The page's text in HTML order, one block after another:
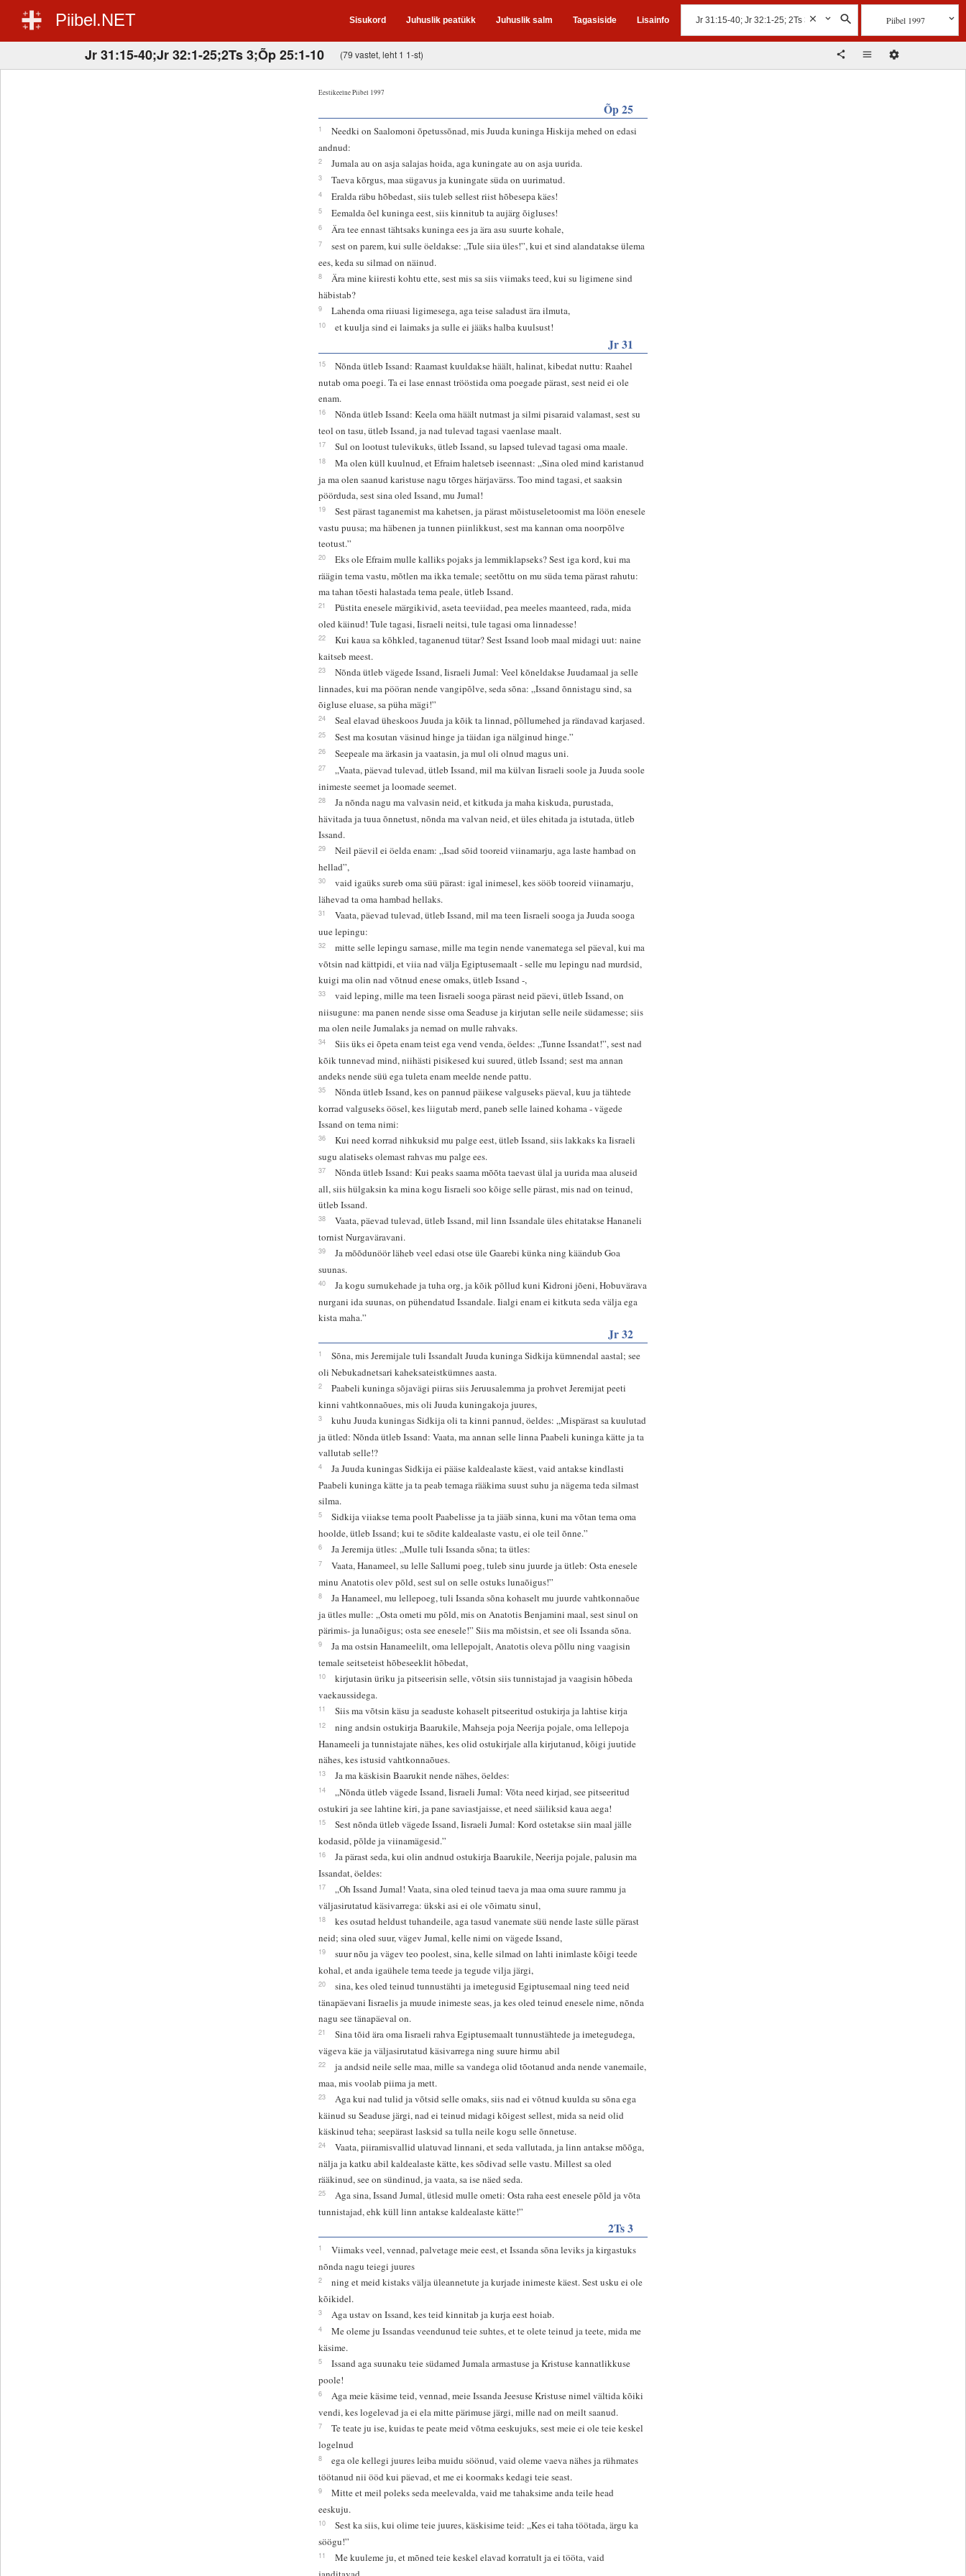
Piibel.NET Sisukord Juhuslik peatükk Juhuslik salm Tagasiside Lisainfo Piibel 1997
Jr 31:15-40;Jr 32:1-25;2Ts 3;Õp 25:1-10 (79 vastet, leht 1 1-st)
Eestikeelne Piibel 1997
Õp 25
1
Needki on Saalomoni õpetussõnad, mis Juuda kuninga Hiskija mehed on edasi
andnud:
2 Jumala au on asja salajas hoida, aga kuningate au on asja uurida.
3 Taeva kõrgus, maa sügavus ja kuningate süda on uurimatud.
4 Eralda räbu hõbedast, siis tuleb sellest riist hõbesepa käes!
5 Eemalda õel kuninga eest, siis kinnitub ta aujärg õigluses!
6 Ära tee ennast tähtsaks kuninga ees ja ära asu suurte kohale,
7
sest on parem, kui sulle öeldakse: „Tule siia üles!”, kui et sind alandatakse ülema
ees, keda su silmad on näinud.
8
Ära mine kiiresti kohtu ette, sest mis sa siis viimaks teed, kui su ligimene sind
häbistab?
9 Lahenda oma riiuasi ligimesega, aga teise saladust ära ilmuta,
10 et kuulja sind ei laimaks ja sulle ei jääks halba kuulsust!
Jr 31
15
Nõnda ütleb Issand: Raamast kuuldakse häält, halinat, kibedat nuttu: Raahel
nutab oma poegi. Ta ei lase ennast trööstida oma poegade pärast, sest neid ei ole
enam.
16
Nõnda ütleb Issand: Keela oma häält nutmast ja silmi pisaraid valamast, sest su
teol on tasu, ütleb Issand, ja nad tulevad tagasi vaenlase maalt.
17 Sul on lootust tulevikuks, ütleb Issand, su lapsed tulevad tagasi oma maale.
18
Ma olen küll kuulnud, et Efraim haletseb iseennast: „Sina oled mind karistanud
ja ma olen saanud karistuse nagu tõrges härjavärss. Too mind tagasi, et saaksin
pöörduda, sest sina oled Issand, mu Jumal!
19
Sest pärast taganemist ma kahetsen, ja pärast mõistuseletoomist ma löön enesele
vastu puusa; ma häbenen ja tunnen piinlikkust, sest ma kannan oma noorpõlve
teotust.”
20
Eks ole Efraim mulle kalliks pojaks ja lemmiklapseks? Sest iga kord, kui ma
räägin tema vastu, mõtlen ma ikka temale; seetõttu on mu süda tema pärast rahutu:
ma tahan tõesti halastada tema peale, ütleb Issand.
21
Püstita enesele märgikivid, aseta teeviidad, pea meeles maanteed, rada, mida
oled käinud! Tule tagasi, Iisraeli neitsi, tule tagasi oma linnadesse!
22
Kui kaua sa kõhkled, taganenud tütar? Sest Issand loob maal midagi uut: naine
kaitseb meest.
23
Nõnda ütleb vägede Issand, Iisraeli Jumal: Veel kõneldakse Juudamaal ja selle
linnades, kui ma pööran nende vangipõlve, seda sõna: „Issand õnnistagu sind, sa
õigluse eluase, sa püha mägi!”
24 Seal elavad üheskoos Juuda ja kõik ta linnad, põllumehed ja rändavad karjased.
25 Sest ma kosutan väsinud hinge ja täidan iga nälginud hinge.”
26 Seepeale ma ärkasin ja vaatasin, ja mul oli olnud magus uni.
27
„Vaata, päevad tulevad, ütleb Issand, mil ma külvan Iisraeli soole ja Juuda soole
inimeste seemet ja loomade seemet.
28
Ja nõnda nagu ma valvasin neid, et kitkuda ja maha kiskuda, purustada,
hävitada ja tuua õnnetust, nõnda ma valvan neid, et üles ehitada ja istutada, ütleb
Issand.
29
Neil päevil ei öelda enam: „Isad sõid tooreid viinamarju, aga laste hambad on
hellad”,
30
vaid igaüks sureb oma süü pärast: igal inimesel, kes sööb tooreid viinamarju,
lähevad ta oma hambad hellaks.
31
Vaata, päevad tulevad, ütleb Issand, mil ma teen Iisraeli sooga ja Juuda sooga
uue lepingu:
32
mitte selle lepingu sarnase, mille ma tegin nende vanematega sel päeval, kui ma
võtsin nad kättpidi, et viia nad välja Egiptusemaalt - selle mu lepingu nad murdsid,
kuigi ma olin nad võtnud enese omaks, ütleb Issand -,
33
vaid leping, mille ma teen Iisraeli sooga pärast neid päevi, ütleb Issand, on
niisugune: ma panen nende sisse oma Seaduse ja kirjutan selle neile südamesse; siis
ma olen neile Jumalaks ja nemad on mulle rahvaks.
34
Siis üks ei õpeta enam teist ega vend venda, öeldes: „Tunne Issandat!”, sest nad
kõik tunnevad mind, niihästi pisikesed kui suured, ütleb Issand; sest ma annan
andeks nende süü ega tuleta enam meelde nende pattu.
35
Nõnda ütleb Issand, kes on pannud päikese valguseks päeval, kuu ja tähtede
korrad valguseks öösel, kes liigutab merd, paneb selle lained kohama - vägede
Issand on tema nimi:
36
Kui need korrad nihkuksid mu palge eest, ütleb Issand, siis lakkaks ka Iisraeli
sugu alatiseks olemast rahvas mu palge ees.
37
Nõnda ütleb Issand: Kui peaks saama mõõta taevast ülal ja uurida maa aluseid
all, siis hülgaksin ka mina kogu Iisraeli soo kõige selle pärast, mis nad on teinud,
ütleb Issand.
38
Vaata, päevad tulevad, ütleb Issand, mil linn Issandale üles ehitatakse Hananeli
tornist Nurgaväravani.
39
Ja mõõdunöör läheb veel edasi otse üle Gaarebi künka ning käändub Goa
suunas.
40
Ja kogu surnukehade ja tuha org, ja kõik põllud kuni Kidroni jõeni, Hobuvärava
nurgani ida suunas, on pühendatud Issandale. Iialgi enam ei kitkuta seda välja ega
kista maha.”
Jr 32
1
Sõna, mis Jeremijale tuli Issandalt Juuda kuninga Sidkija kümnendal aastal; see
oli Nebukadnetsari kaheksateistkümnes aasta.
2
Paabeli kuninga sõjavägi piiras siis Jeruusalemma ja prohvet Jeremijat peeti
kinni vahtkonnaõues, mis oli Juuda kuningakoja juures,
3
kuhu Juuda kuningas Sidkija oli ta kinni pannud, öeldes: „Mispärast sa kuulutad
ja ütled: Nõnda ütleb Issand: Vaata, ma annan selle linna Paabeli kuninga kätte ja ta
vallutab selle!?
4
Ja Juuda kuningas Sidkija ei pääse kaldealaste käest, vaid antakse kindlasti
Paabeli kuninga kätte ja ta peab temaga rääkima suust suhu ja nägema teda silmast
silma.
5
Sidkija viiakse tema poolt Paabelisse ja ta jääb sinna, kuni ma võtan tema oma
hoolde, ütleb Issand; kui te sõdite kaldealaste vastu, ei ole teil õnne.”
6 Ja Jeremija ütles: „Mulle tuli Issanda sõna; ta ütles:
7
Vaata, Hanameel, su lelle Sallumi poeg, tuleb sinu juurde ja ütleb: Osta enesele
minu Anatotis olev põld, sest sul on selle ostuks lunaõigus!”
8
Ja Hanameel, mu lellepoeg, tuli Issanda sõna kohaselt mu juurde vahtkonnaõue
ja ütles mulle: „Osta ometi mu põld, mis on Anatotis Benjamini maal, sest sinul on
pärimis- ja lunaõigus; osta see enesele!” Siis ma mõistsin, et see oli Issanda sõna.
9
Ja ma ostsin Hanameelilt, oma lellepojalt, Anatotis oleva põllu ning vaagisin
temale seitseteist hõbeseeklit hõbedat,
10
kirjutasin üriku ja pitseerisin selle, võtsin siis tunnistajad ja vaagisin hõbeda
vaekaussidega.
11 Siis ma võtsin käsu ja seaduste kohaselt pitseeritud ostukirja ja lahtise kirja
12
ning andsin ostukirja Baarukile, Mahseja poja Neerija pojale, oma lellepoja
Hanameeli ja tunnistajate nähes, kes olid ostukirjale alla kirjutanud, kõigi juutide
nähes, kes istusid vahtkonnaõues.
13 Ja ma käskisin Baarukit nende nähes, öeldes:
14
„Nõnda ütleb vägede Issand, Iisraeli Jumal: Võta need kirjad, see pitseeritud
ostukiri ja see lahtine kiri, ja pane saviastjaisse, et need säiliksid kaua aega!
15
Sest nõnda ütleb vägede Issand, Iisraeli Jumal: Kord ostetakse siin maal jälle
kodasid, põlde ja viinamägesid.”
16
Ja pärast seda, kui olin andnud ostukirja Baarukile, Neerija pojale, palusin ma
Issandat, öeldes:
17
„Oh Issand Jumal! Vaata, sina oled teinud taeva ja maa oma suure rammu ja
väljasirutatud käsivarrega: ükski asi ei ole võimatu sinul,
18
kes osutad heldust tuhandeile, aga tasud vanemate süü nende laste sülle pärast
neid; sina oled suur, vägev Jumal, kelle nimi on vägede Issand,
19
suur nõu ja vägev teo poolest, sina, kelle silmad on lahti inimlaste kõigi teede
kohal, et anda igaühele tema teede ja tegude vilja järgi,
20
sina, kes oled teinud tunnustähti ja imetegusid Egiptusemaal ning teed neid
tänapäevani Iisraelis ja muude inimeste seas, ja kes oled teinud enesele nime, nõnda
nagu see tänapäeval on.
21
Sina tõid ära oma Iisraeli rahva Egiptusemaalt tunnustähtede ja imetegudega,
vägeva käe ja väljasirutatud käsivarrega ning suure hirmu abil
22
ja andsid neile selle maa, mille sa vandega olid tõotanud anda nende vanemaile,
maa, mis voolab piima ja mett.
23
Aga kui nad tulid ja võtsid selle omaks, siis nad ei võtnud kuulda su sõna ega
käinud su Seaduse järgi, nad ei teinud midagi kõigest sellest, mida sa neid olid
käskinud teha; seepärast lasksid sa tulla neile kogu selle õnnetuse.
24
Vaata, piiramisvallid ulatuvad linnani, et seda vallutada, ja linn antakse mõõga,
nälja ja katku abil kaldealaste kätte, kes sõdivad selle vastu. Millest sa oled
rääkinud, see on sündinud, ja vaata, sa ise näed seda.
25
Aga sina, Issand Jumal, ütlesid mulle ometi: Osta raha eest enesele põld ja võta
tunnistajad, ehk küll linn antakse kaldealaste kätte!”
2Ts 3
1
Viimaks veel, vennad, palvetage meie eest, et Issanda sõna leviks ja kirgastuks
nõnda nagu teiegi juures
2
ning et meid kistaks välja üleannetute ja kurjade inimeste käest. Sest usku ei ole
kõikidel.
3 Aga ustav on Issand, kes teid kinnitab ja kurja eest hoiab.
4
Me oleme ju Issandas veendunud teie suhtes, et te olete teinud ja teete, mida me
käsime.
5
Issand aga suunaku teie südamed Jumala armastuse ja Kristuse kannatlikkuse
poole!
6
Aga meie käsime teid, vennad, meie Issanda Jeesuse Kristuse nimel vältida kõiki
vendi, kes logelevad ja ei ela mitte pärimuse järgi, mille nad on meilt saanud.
7
Te teate ju ise, kuidas te peate meid võtma eeskujuks, sest meie ei ole teie keskel
logelnud
8
ega ole kellegi juures leiba muidu söönud, vaid oleme vaeva nähes ja rühmates
töötanud nii ööd kui päevad, et me ei koormaks kedagi teie seast.
9
Mitte et meil poleks seda meelevalda, vaid me tahaksime anda teile head
eeskuju.
10
Sest ka siis, kui olime teie juures, käskisime teid: „Kes ei taha töötada, ärgu ka
söögu!”
11
Me kuuleme ju, et mõned teie keskel elavad korratult ja ei tööta, vaid